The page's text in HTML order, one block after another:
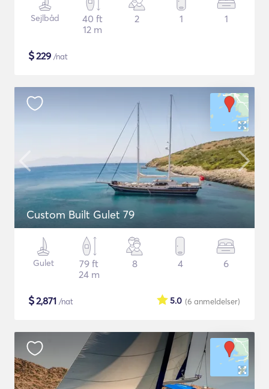
Sejlbåd
40 ft
12 m
2 1 1
$229 /nat
Custom Built Gulet 79
Gulet
79 ft
24 m
8 4 6
$2,871 /nat (6 anmeldelser)
5.0